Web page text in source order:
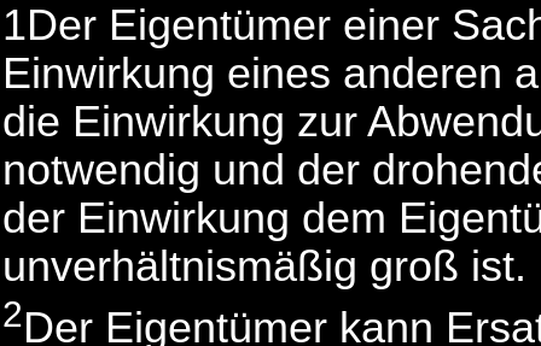
1Der Eigentümer einer
Einwirkung eines anderen
die Einwirkung zur
notwendig und der
der Einwirkung dem
unverhältnismäßig groß ist.
2Der Eigentümer kann